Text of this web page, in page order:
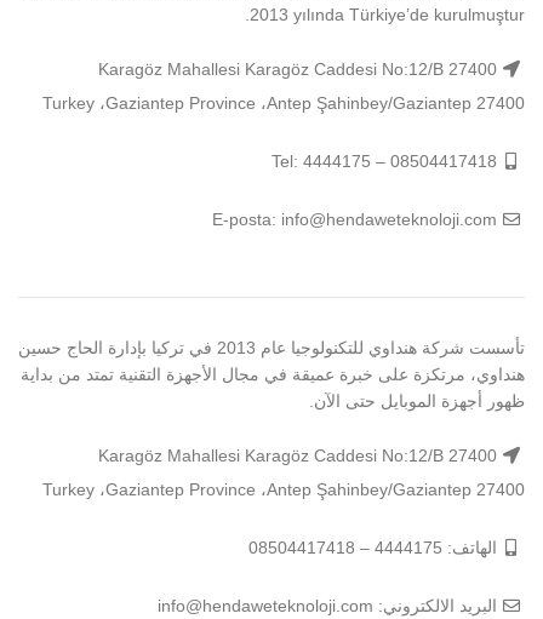
2013 yılında Türkiye’de kurulmuştur.
Karagöz Mahallesi Karagöz Caddesi No:12/B 27400
Şahinbey/Gaziantep 27400 ‏‎Antep‎‏، ‏‎Gaziantep Province‎‏، ‏‎Turkey‎
تأسست شركة هنداوي للتكنولوجيا عام 2013 في تركيا بإدارة الحاج حسين
هنداوي، مرتكزة على خبرة عميقة في مجال الأجهزة التقنية تمتد من بداية
ظهور أجهزة الموبايل حتى الآن.
Karagöz Mahallesi Karagöz Caddesi No:12/B 27400
Şahinbey/Gaziantep 27400 ‏‎Antep‎‏، ‏‎Gaziantep Province‎‏، ‏‎Turkey‎
الهاتف: 4444175 – 08504417418
البريد الالكتروني: info@hendaweteknoloji.com